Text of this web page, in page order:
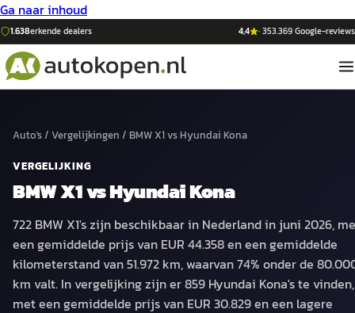
Ga naar inhoud
1.638erkende dealers 4,4 ·353.369Google-reviews
Auto's/ Vergelijkingen / BMW X1vsHyundai Kona
VERGELIJKING
BMW X1vsHyundai Kona
722 BMW X1's zijn beschikbaar in Nederland in juni 2026,
een gemiddelde prijs van EUR 44.358 en een gemiddelde
kilometerstand van 51.972 km, waarvan 74% onder de
km valt. In vergelijking zijn er 859 Hyundai Kona's te vinden,
met een gemiddelde prijs van EUR 30.829 en een lagere